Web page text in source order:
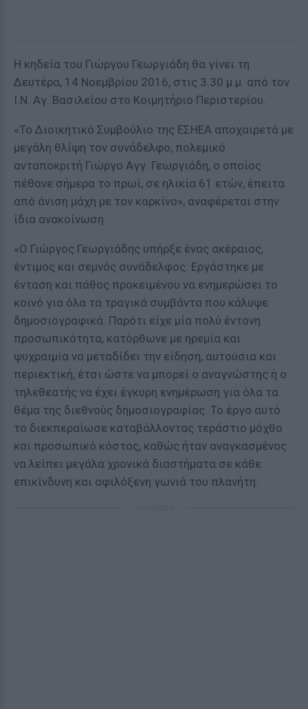
Η κηδεία του Γιώργου Γεωργιάδη θα γίνει τη
Δευτέρα, 14 Νοεμβρίου 2016, στις 3.30 μ.μ. από τον
Ι.Ν. Αγ. Βασιλείου στο Κοιμητήριο Περιστερίου.
«Το Διοικητικό Συμβούλιο της ΕΣΗΕΑ αποχαιρετά με
μεγάλη θλίψη τον συνάδελφο, πολεμικό
ανταποκριτή Γιώργο Αγγ. Γεωργιάδη, ο οποίος
πέθανε σήμερα το πρωί, σε ηλικία 61 ετών, έπειτα
από άνιση μάχη με τον καρκίνο», αναφέρεται στην
ίδια ανακοίνωση
«Ο Γιώργος Γεωργιάδης υπήρξε ένας ακέραιος,
έντιμος και σεμνός συνάδελφος. Εργάστηκε με
ένταση και πάθος προκειμένου να ενημερώσει το
κοινό για όλα τα τραγικά συμβάντα που κάλυψε
δημοσιογραφικά. Παρότι είχε μία πολύ έντονη
προσωπικότητα, κατόρθωνε με ηρεμία και
ψυχραιμία να μεταδίδει την είδηση, αυτούσια και
περιεκτική, έτσι ώστε να μπορεί ο αναγνώστης ή ο
τηλεθεατής να έχει έγκυρη ενημέρωση για όλα τα
θέμα της διεθνούς δημοσιογραφίας. Το έργο αυτό
το διεκπεραίωσε καταβάλλοντας τεράστιο μόχθο
και προσωπικό κόστος, καθώς ήταν αναγκασμένος
να λείπει μεγάλα χρονικά διαστήματα σε κάθε
επικίνδυνη και αφιλόξενη γωνιά του πλανήτη.